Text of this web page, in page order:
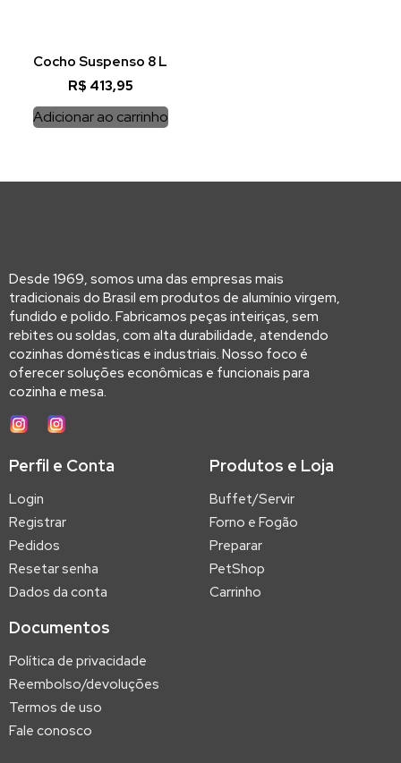
Cocho Suspenso 8 L
R$ 413,95
Adicionar ao carrinho
Desde 1969, somos uma das empresas mais
tradicionais do Brasil em produtos de alumínio virgem,
fundido e polido. Fabricamos peças inteiriças, sem
rebites ou soldas, com alta durabilidade, atendendo
cozinhas domésticas e industriais. Nosso foco é
oferecer soluções econômicas e funcionais para
cozinha e mesa.
Perfil e Conta
Login
Registrar
Pedidos
Resetar senha
Dados da conta
Produtos e Loja
Buffet/Servir
Forno e Fogão
Preparar
PetShop
Carrinho
Documentos
Política de privacidade
Reembolso/devoluções
Termos de uso
Fale conosco